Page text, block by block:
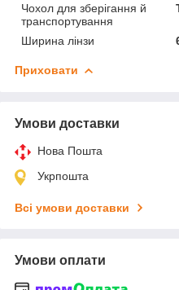
Чохол для зберігання й
транспортування
Ширина лінзи
Приховати
Умови доставки
Нова Пошта
Укрпошта
Всі умови доставки
Умови оплати